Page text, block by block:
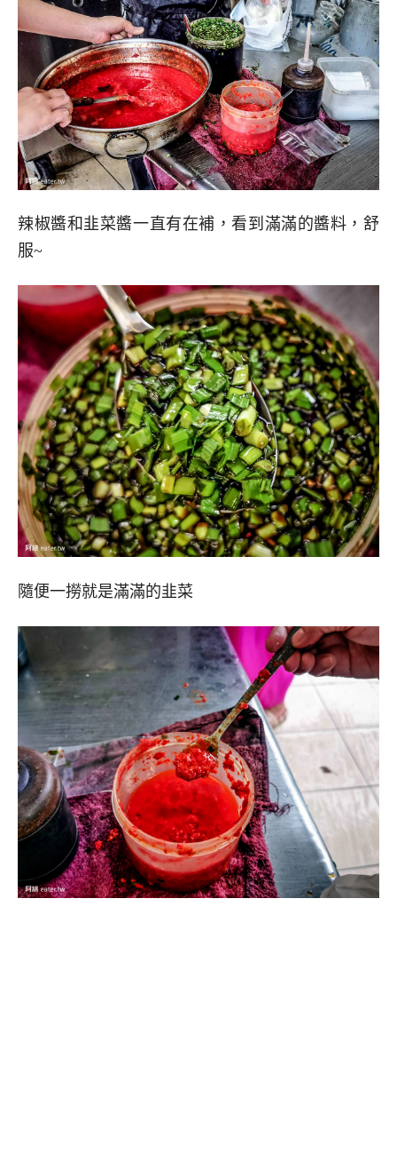
辣椒醬和韭菜醬一直有在補，看到滿滿的醬料，舒
服~
隨便一撈就是滿滿的韭菜